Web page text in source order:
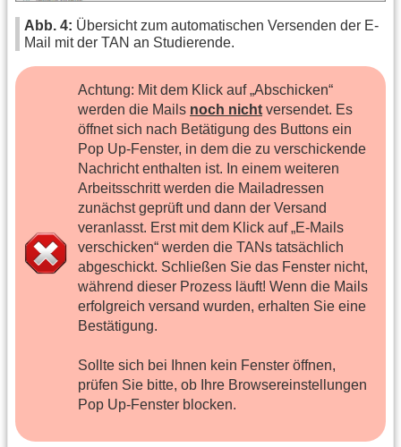
Abb. 4: Übersicht zum automatischen Versenden der E-
Mail mit der TAN an Studierende.
Achtung: Mit dem Klick auf „Abschicken“
werden die Mails noch nicht versendet. Es
öffnet sich nach Betätigung des Buttons ein
Pop Up-Fenster, in dem die zu verschickende
Nachricht enthalten ist. In einem weiteren
Arbeitsschritt werden die Mailadressen
zunächst geprüft und dann der Versand
veranlasst. Erst mit dem Klick auf „E-Mails
verschicken“ werden die TANs tatsächlich
abgeschickt. Schließen Sie das Fenster nicht,
während dieser Prozess läuft! Wenn die Mails
erfolgreich versand wurden, erhalten Sie eine
Bestätigung.
Sollte sich bei Ihnen kein Fenster öffnen,
prüfen Sie bitte, ob Ihre Browsereinstellungen
Pop Up-Fenster blocken.